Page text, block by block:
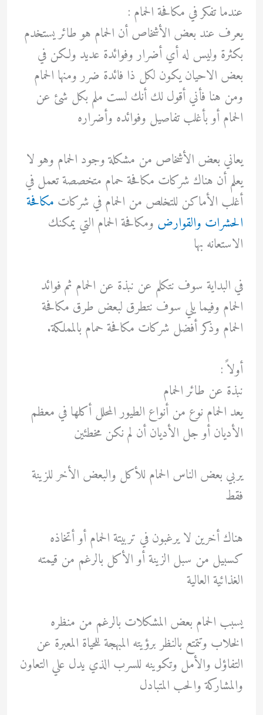
عندما تفكر في مكافحة الحمام :
يعرف عند بعض الأشخاص أن الحمام هو طائر يستخدم
بكثرة وليس له أي أضرار وفوائدة عديد ولكن في
بعض الاحيان يكون لكل ذا فائدة ضرر ومنها الحمام
ومن هنا فأني أقول لك أنك لست ملم بكل شئ عن
الحمام أو بأغلب تفاصيل وفوائده وأضراره
يعاني بعض الأشخاص من مشكلة وجود الحمام وهو لا
يعلم أن هناك شركات مكافحة حمام متخصصة تعمل في
أغلب الأماكن للتخلص من الحمام في شركات مكافحة
الحشرات والقوارض ومكافحة الحمام التي يمكنك
الاستعانه بها
في البداية سوف نتكلم عن نبذة عن الحمام ثم فوائد
الحمام وفيما يلي سوف نتطرق لبعض طرق مكافحة
الحمام وذكر أفضل شركات مكافحة حمام بالمملكة.
أولاً :
نبذة عن طائر الحمام
يعد الحمام نوع من أنواع الطيور المحلل أكلها في معظم
الأديان أو جل الأديان أن لم نكن مخطئين
يربي بعض الناس الحمام للأكل والبعض الأخر للزينة
فقط
هناك أخرين لا يرغبون في تربيتة الحمام أو أتخاذه
كسبيل من سبل الزينة أو الأكل بالرغم من قيمته
الغذائية العالية
يسبب الحمام بعض المشكلات بالرغم من منظره
الخلاب وتتمتع بالنظر برؤيته المبهجة للحياة المعبرة عن
التفاؤل والأمل وتكوينه للسرب الذي يدل علي التعاون
والمشاركة والحب المتبادل